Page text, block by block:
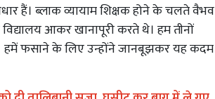
हैं। ब्लाक व्यायाम शिक्षक होने के चलते वैभव
आकर खानापूरी करते थे। हम तीनों
हमें फसाने के लिए उन्होंने जानबूझकर यह कदम